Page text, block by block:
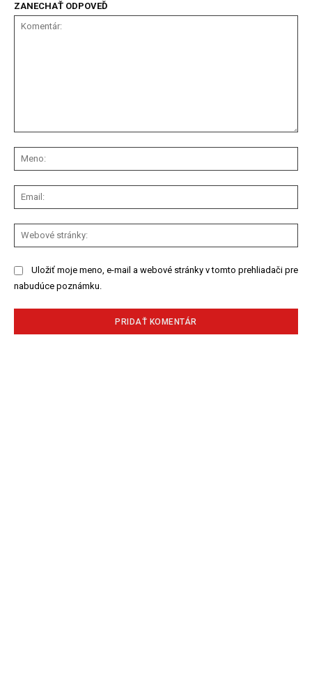
ZANECHAŤ ODPOVEĎ
Uložiť moje meno, e-mail a webové stránky v tomto prehliadači pre
nabudúce poznámku.